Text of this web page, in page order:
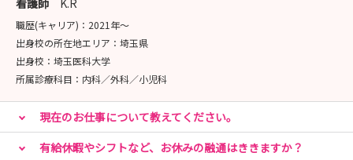
★お問い合わせ
📞 049-276-1115
📧 kangokikaku@saitama-med.ac.jp（看護職採
お気軽にお問合せください。
看護師 K.R
職歴(キャリア)： 2021年〜
出身校の所在地エリア： 埼玉県
出身校： 埼玉医科大学
所属診療科目： 内科／外科／小児科
現在のお仕事について教えてください。
有給休暇やシフトなど、お休みの融通はききますか？